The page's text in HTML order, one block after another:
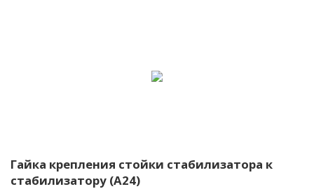
Гайка крепления стойки стабилизатора к
стабилизатору (A24)